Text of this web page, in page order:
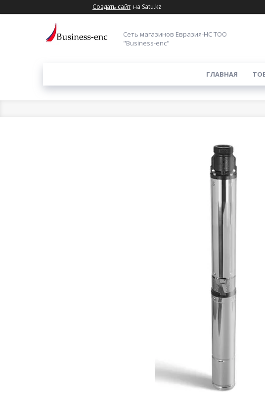
Создать сайт на Satu.kz
Сеть магазинов Евразия-НС ТОО
"Business-enc"
ГЛАВНАЯ